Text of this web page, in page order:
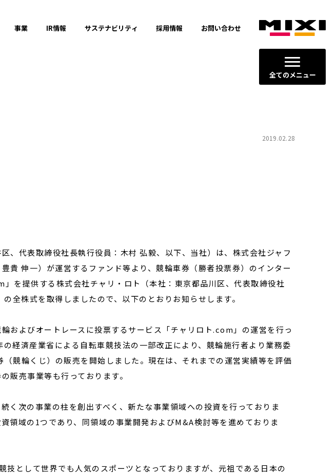
全てのメニュー
事業 IR情報 サステナビリティ 採用情報 お問い合わせ
2019.02.28
、代表取締役社長執行役員：木村 弘毅、以下、当社）は、株式会社ジャフ
貴 伸一）が運営するファンド等より、競輪車券（勝者投票券）のインター
を提供する株式会社チャリ・ロト（本社：東京都品川区、代表取締役社
全株式を取得しましたので、以下のとおりお知らせします。
およびオートレースに投票するサービス「チャリロト.com」の運営を行っ
経済産業省による自転車競技法の一部改正により、競輪施行者より業務委
競輪くじ）の販売を開始しました。現在は、それまでの運営実績等を評価
販売事業等も行っております。
く次の事業の柱を創出すべく、新たな事業領域への投資を行っておりま
領域の1つであり、同領域の事業開発およびM&A検討等を進めておりま
技として世界でも人気のスポーツとなっておりますが、元祖である日本の